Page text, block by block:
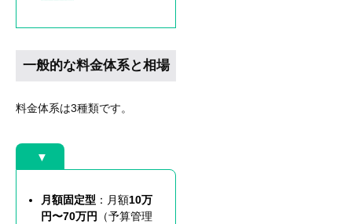
一般的な料金体系と相場
料金体系は3種類です。
▼
月額固定型 ：月額10万
円〜70万円
（予算管理